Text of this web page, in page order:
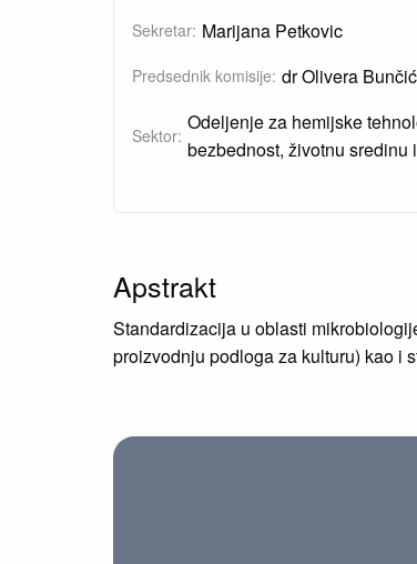
Sekretar: Marijana Petkovic
Predsednik komisije: dr Olivera Bunčić
Sektor:
Odeljenje za hemijske
bezbednost, životnu sredinu
Apstrakt
Standardizacija u oblasti
proizvodnju podloga za kulturu) kao i